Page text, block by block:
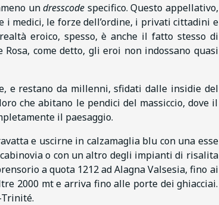
undresscode specifico. Questo appellativo,
i medici, le forze dell’ordine, i privati cittadini e
eroico, spesso, è anche il fatto stesso di
come detto, gli eroi non indossano quasi
e restano da millenni, sfidati dalle insidie del
che abitano le pendici del massiccio, dove il
il paesaggio.
e uscirne in calzamaglia blu con una esse
o con un altro degli impianti di risalita
a quota 1212 ad Alagna Valsesia, fino ai
2000 mt e arriva fino alle porte dei ghiacciai.
Trinité.